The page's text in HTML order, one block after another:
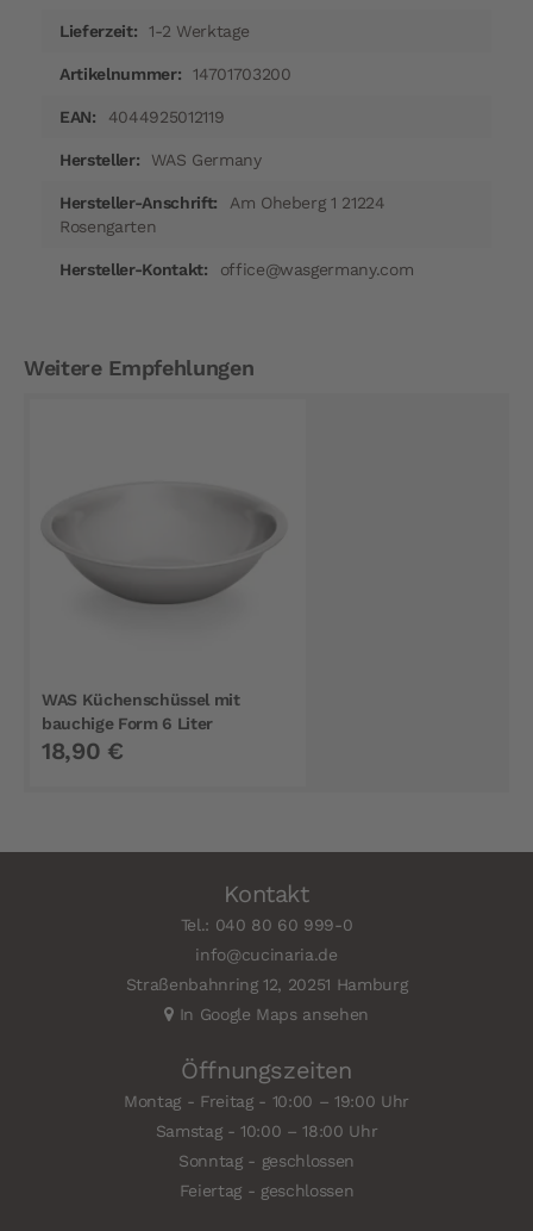
1-2 Werktage
14701703200
4044925012119
WAS Germany
Am Oheberg 1 21224
Rosengarten
office@wasgermany.com
Weitere Empfehlungen
WAS Küchenschüssel mit
bauchige Form 6 Liter
18,90 €
Kontakt
Tel.: 040 80 60 999-0
info@cucinaria.de
Straßenbahnring 12, 20251 Hamburg
In Google Maps ansehen
Öffnungszeiten
Montag - Freitag - 10:00 – 19:00 Uhr
Samstag - 10:00 – 18:00 Uhr
Sonntag - geschlossen
Feiertag - geschlossen